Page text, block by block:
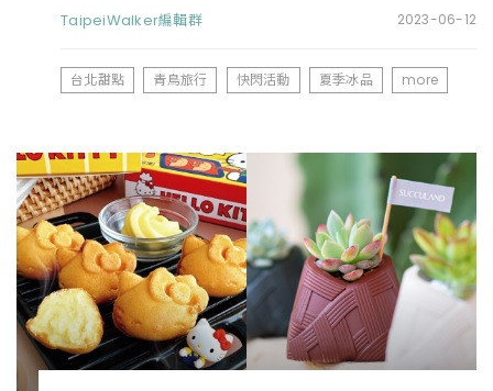
TaipeiWalker編輯群 2023-06-12
台北甜點 青鳥旅行 快閃活動 夏季冰品 more